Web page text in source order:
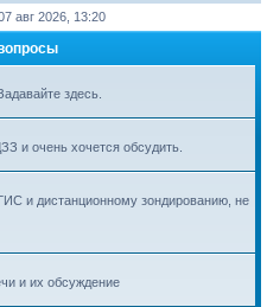
авг 2026, 13:20
здесь.
и очень хочется обсудить.
и дистанционному зондированию, не
и их обсуждение